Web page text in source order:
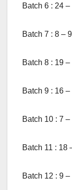
Batch 6 : 24
Batch 7 : 8 –
Batch 8 : 19
Batch 9 : 16
Batch 10 : 7
Batch 11 : 18
Batch 12 : 9